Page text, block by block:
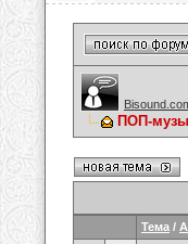
ПОП-
Тема /